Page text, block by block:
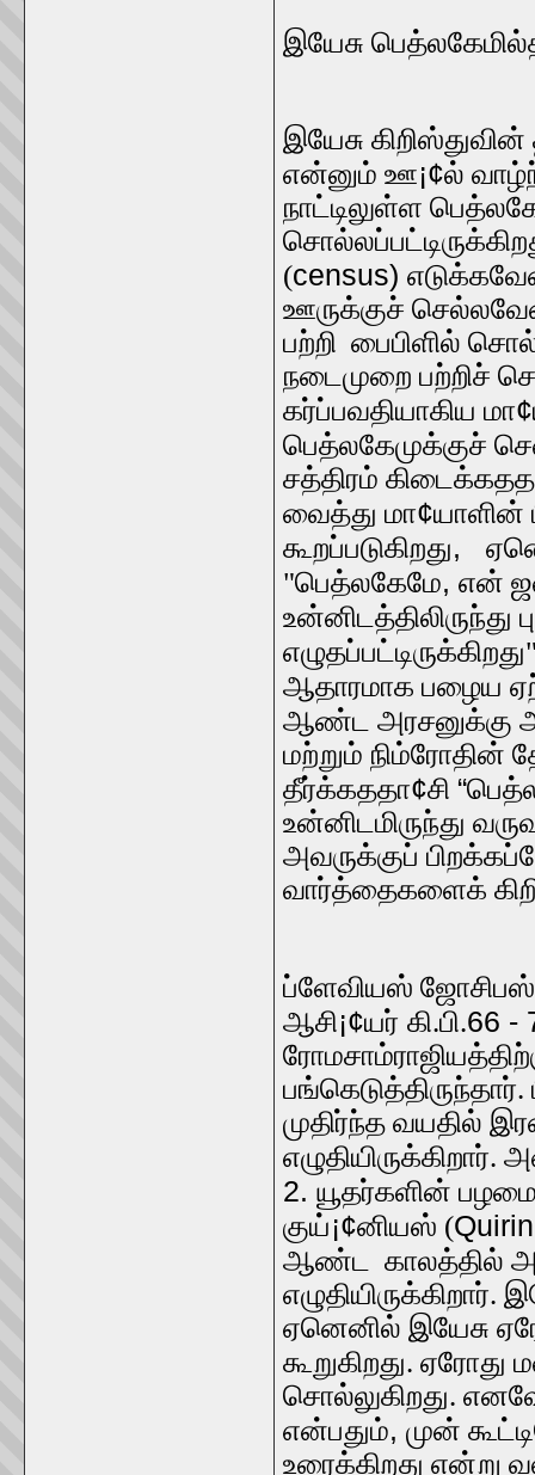
இயேசு
இயேசு
என்னும் ஊ¡¢ல்
நாட்டிலுள்ள
(census)
ஊருக்குச்
பற்றி பைபிளில்
நடைமுறை பற்றிச்
கர்ப்பவதியாகிய மா¢
பெத்லகேமுக்குச்
சத்திரம்
வைத்து மா¢யாளின்
கூறப்படுகிறது,
"பெத்லகேமே, என்
உன்னிடத்திலிருந்து
ஆதாரமாக பழைய
ஆண்ட அரசனுக்கு
மற்றும் நிம்ரோதின்
தீர்க்கததா¢சி “
உன்னிடமிருந்து
அவருக்குப்
வார்த்தைகளைக்
ப்ளேவியஸ்
ஆசி¡¢யர் கி.பி.66 -
முதிர்ந்த வயதில்
2. யூதர்களின்
குய்¡¢னியஸ் (
ஆண்ட காலத்தில்
ஏனெனில் இயேசு
கூறுகிறது.
சொல்லுகிறது.
என்பதும், முன்
உரைக்கிறது என்று